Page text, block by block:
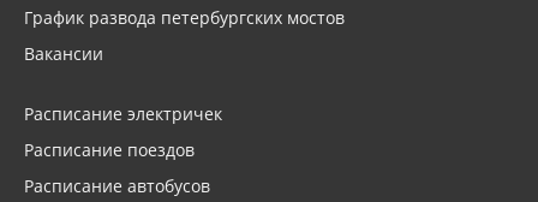
График развода петербургских мостов
Вакансии
Расписание электричек
Расписание поездов
Расписание автобусов